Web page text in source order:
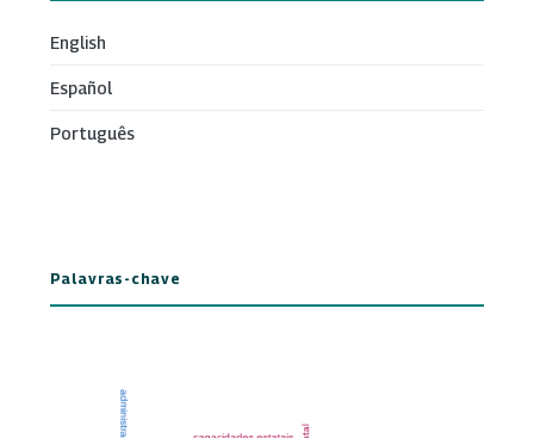
English
Español
Português
Palavras-chave